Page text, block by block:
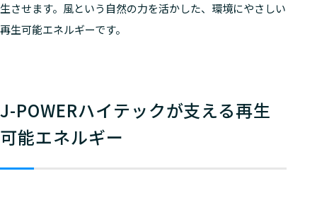
生させます。風という自然の力を活かした、環境にやさしい
再生可能エネルギーです。
J-POWERハイテックが支える再生
可能エネルギー